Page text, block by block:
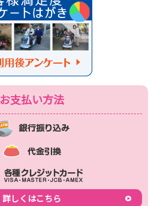
お支払い方法
詳しくはこちら